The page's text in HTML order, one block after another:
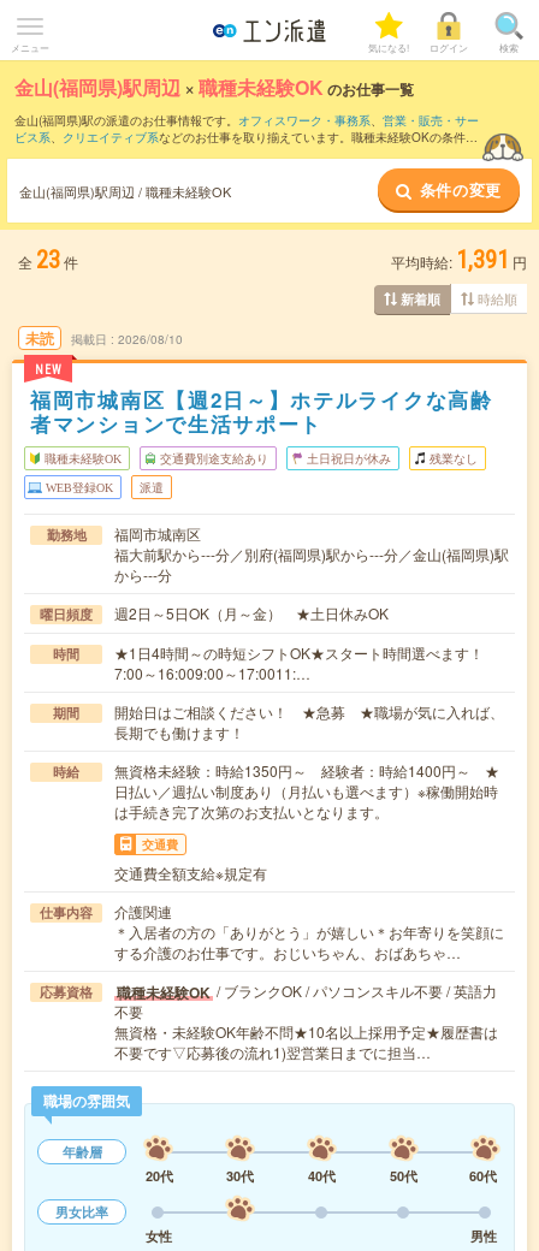
メニュー 気になる! ログイン 検索
金山(福岡県)駅周辺 ×職種未経験OK のお仕事一覧
金山(福岡県)駅の派遣のお仕事情報です。 オフィスワーク・事務系、 営業・販売・サー
ビス系、 クリエイティブ系などのお仕事を取り揃えています。職種未経験OKの条件の
金山(福岡県)駅周辺 / 職種未経験OK 条件の変更
全 23件 平均時給: 1,391 円
新着順 時給順
未読
NEW
掲載日 2026/08/10
福岡市城南区【週2日～】ホテルライクな高齢
者マンションで生活サポート
職種未経験OK 交通費別途支給あり 土日祝日が休み 残業なし
WEB登録OK 派遣
勤務地
福岡市城南区
福大前駅から---分／別府(福岡県)駅から---分／金山(福岡県)駅
から---分
曜日頻度 週2日～5日OK（月～金） ★土日休みOK
時間
★1日4時間～の時短シフトOK★スタート時間選べます！
7:00～16:009:00～17:0011:…
期間
開始日はご相談ください！ ★急募 ★職場が気に入れば、
長期でも働けます！
時給
無資格未経験：時給1350円～ 経験者：時給1400円～ ★
日払い／週払い制度あり（月払いも選べます）※稼働開始時
は手続き完了次第のお支払いとなります。
交通費
交通費全額支給※規定有
仕事内容
介護関連
＊入居者の方の「ありがとう」が嬉しい＊お年寄りを笑顔に
する介護のお仕事です。おじいちゃん、おばあちゃ…
応募資格 職種未経験OK / ブランクOK / パソコンスキル不要 / 英語力
不要
無資格・未経験OK年齢不問★10名以上採用予定★履歴書は
不要です▽応募後の流れ1)翌営業日までに担当…
職場の雰囲気
年齢層
20代
30代 40代 50代
60代
男女比率
女性
男性